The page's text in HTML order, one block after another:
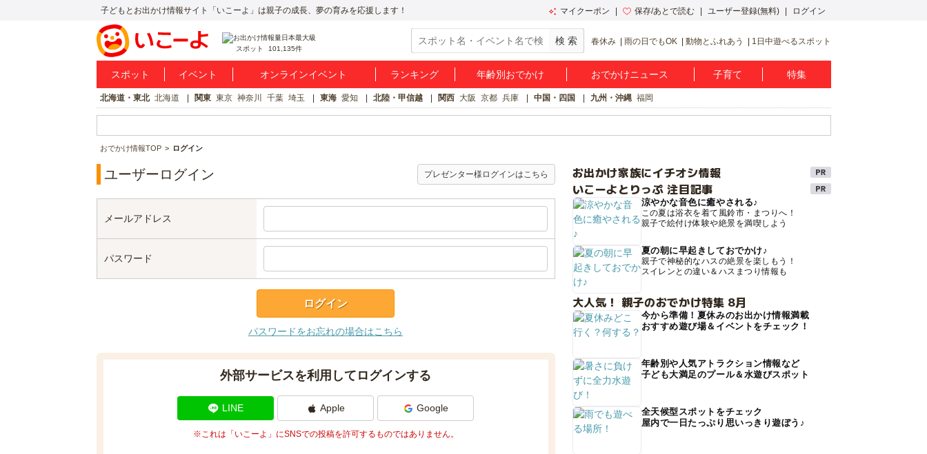
子どもとお出かけ情報サイト「いこーよ」は親子の成長、夢の育みを応援します！ マイクーポン 保存/あとで読む ユーザー登録(無料) ログイン
スポット 101,135件
春休み 雨の日でもOK 動物とふれあう 1日中遊べるスポット
スポット イベント オンラインイベント ランキング 年齢別おでかけ おでかけニュース 子育て 特集
北海道・東北 北海道 関東 東京 神奈川 千葉 埼玉 東海 愛知 北陸・甲信越 関西 大阪 京都 兵庫 中国・四国 九州・沖縄 福岡
おでかけ情報TOP ログイン
ユーザーログイン プレゼンター様ログインはこちら
メールアドレス
パスワード
パスワードをお忘れの場合はこちら
外部サービスを利用してログインする
LINE Apple Google
※これは「いこーよ」にSNSでの投稿を許可するものではありません。
お出かけ家族にイチオシ情報
いこーよとりっぷ 注目記事
涼やかな音色に癒やされる♪
この夏は浴衣を着て風鈴市・まつりへ！
親子で絵付け体験や絶景を満喫しよう
夏の朝に早起きしておでかけ♪
親子で神秘的なハスの絶景を楽しもう！
スイレンとの違い＆ハスまつり情報も
大人気！ 親子のおでかけ特集 8月
今から準備！夏休みのお出かけ情報満載
おすすめ遊び場＆イベントをチェック！
年齢別や人気アトラクション情報など
子ども大満足のプール＆水遊びスポット
全天候型スポットをチェック
屋内で一日たっぷり思いっきり遊ぼう♪